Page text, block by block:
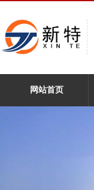
网站首页